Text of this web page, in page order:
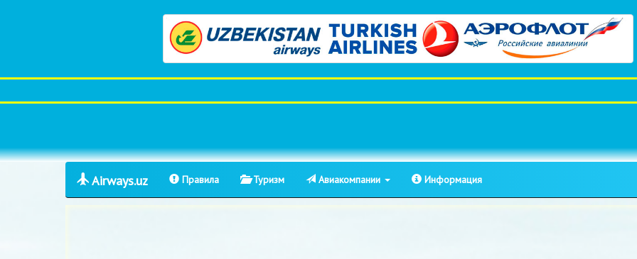
Airways.uz Правила Туризм Авиакомпании Информация